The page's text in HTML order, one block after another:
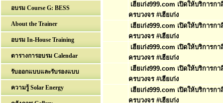
อบรม Course G: BESS
About the Trainer
อบรม In-House Training
ตารางการอบรม Calendar
รับออกแบบและรับรองแบบ
ความรู้ Solar Energy
เฮียเก่ง999.com เปิดให้บริการก
ครบวงจร #เฮียเก่ง
เฮียเก่ง999.com เปิดให้บริการก
ครบวงจร #เฮียเก่ง
เฮียเก่ง999.com เปิดให้บริการก
ครบวงจร #เฮียเก่ง
เฮียเก่ง999.com เปิดให้บริการก
ครบวงจร #เฮียเก่ง
เฮียเก่ง999.com เปิดให้บริการก
ครบวงจร #เฮียเก่ง